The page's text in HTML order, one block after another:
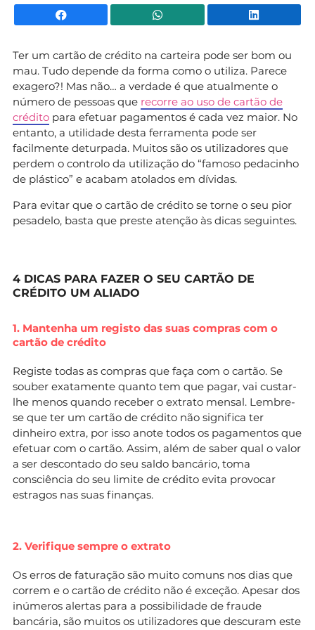
Facebook WhatsApp
Ter um cartão de crédito na carteira pode ser bom ou
mau. Tudo depende da forma como o utiliza. Parece
exagero?! Mas não… a verdade é que atualmente o
número de pessoas que recorre ao uso de cartão de
crédito para efetuar pagamentos é cada vez maior. No
entanto, a utilidade desta ferramenta pode ser
facilmente deturpada. Muitos são os utilizadores que
perdem o controlo da utilização do “famoso pedacinho
de plástico” e acabam atolados em dívidas.
Para evitar que o cartão de crédito se torne o seu pior
pesadelo, basta que preste atenção às dicas seguintes.
4 DICAS PARA FAZER O SEU CARTÃO DE
CRÉDITO UM ALIADO
1. Mantenha um registo das suas compras com o
cartão de crédito
Registe todas as compras que faça com o cartão. Se
souber exatamente quanto tem que pagar, vai custar-
lhe menos quando receber o extrato mensal. Lembre-
se que ter um cartão de crédito não significa ter
dinheiro extra, por isso anote todos os pagamentos que
efetuar com o cartão. Assim, além de saber qual o valor
a ser descontado do seu saldo bancário, toma
consciência do seu limite de crédito evita provocar
estragos nas suas finanças.
2. Verifique sempre o extrato
Os erros de faturação são muito comuns nos dias que
correm e o cartão de crédito não é exceção. Apesar dos
inúmeros alertas para a possibilidade de fraude
bancária, são muitos os utilizadores que descuram este